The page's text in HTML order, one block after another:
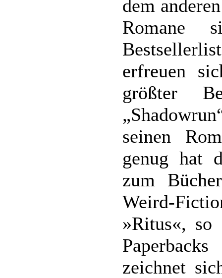
dem
Romane
erfreuen
größter
seinen
genug hat
zum
Weird-
»Ritus«, so
zeichnet